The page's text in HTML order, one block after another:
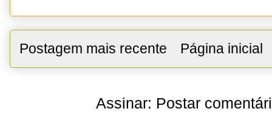
Postagem mais recente Página inicial
Assinar: Postar